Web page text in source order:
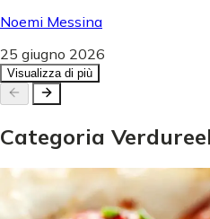
Noemi Messina
25 giugno 2026
Visualizza di più
Categoria Verduree